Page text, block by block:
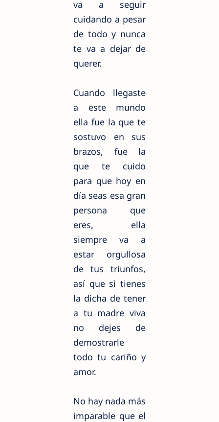
va a seguir
cuidando a pesar
de todo y nunca
te va a dejar de
querer.
Cuando llegaste
a este mundo
ella fue la que te
sostuvo en sus
brazos, fue la
que te cuido
para que hoy en
día seas esa gran
persona que
eres, ella
siempre va a
estar orgullosa
de tus triunfos,
así que si tienes
la dicha de tener
a tu madre viva
no dejes de
demostrarle
todo tu cariño y
amor.
No hay nada más
imparable que el